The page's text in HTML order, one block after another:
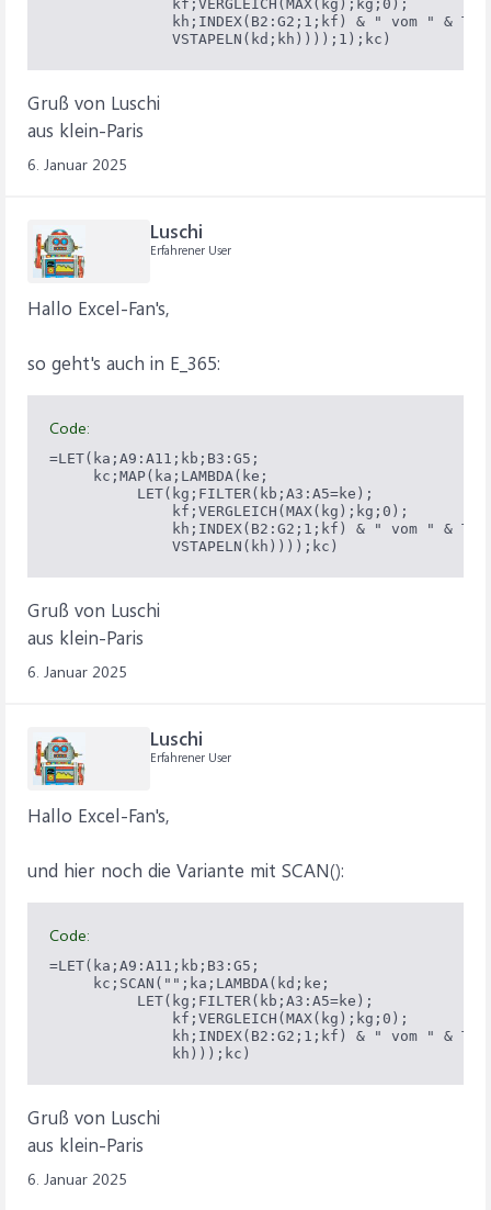
              kf;VERGLEICH(MAX(kg);kg;0);
kh;INDEX(B2:G2;1;kf) & " vom " &
              VSTAPELN(kd;kh))));1);kc)
Gruß von Luschi
aus klein-Paris
6. Januar 2025
Luschi
Erfahrener User
Hallo Excel-Fan's,
so geht's auch in E_365:
Code:
=LET(ka;A9:A11;kb;B3:G5;
     kc;MAP(ka;LAMBDA(ke;
          LET(kg;FILTER(kb;A3:A5=ke);
              kf;VERGLEICH(MAX(kg);kg;0);
kh;INDEX(B2:G2;1;kf) & " vom " &
              VSTAPELN(kh))));kc)
Gruß von Luschi
aus klein-Paris
6. Januar 2025
Luschi
Erfahrener User
Hallo Excel-Fan's,
und hier noch die Variante mit SCAN():
Code:
=LET(ka;A9:A11;kb;B3:G5;
     kc;SCAN("";ka;LAMBDA(kd;ke;
          LET(kg;FILTER(kb;A3:A5=ke);
              kf;VERGLEICH(MAX(kg);kg;0);
kh;INDEX(B2:G2;1;kf) & " vom " &
              kh)));kc)
Gruß von Luschi
aus klein-Paris
6. Januar 2025